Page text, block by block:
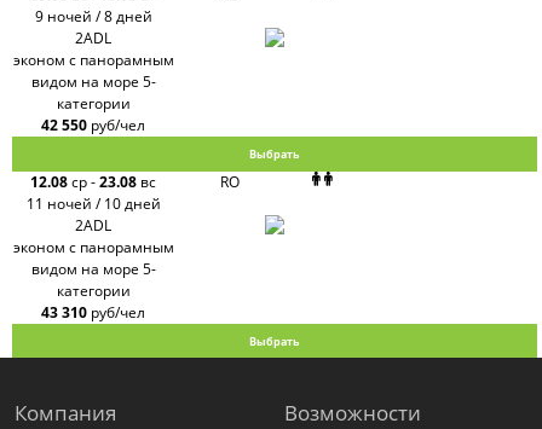
9 ночей / 8 дней
2ADL
эконом с панорамным
видом на море 5-
категории
42 550 руб/чел
Выбрать
12.08ср-23.08 вс
11 ночей / 10 дней
RO
2ADL
эконом с панорамным
видом на море 5-
категории
43 310 руб/чел
Выбрать
Компания Возможности